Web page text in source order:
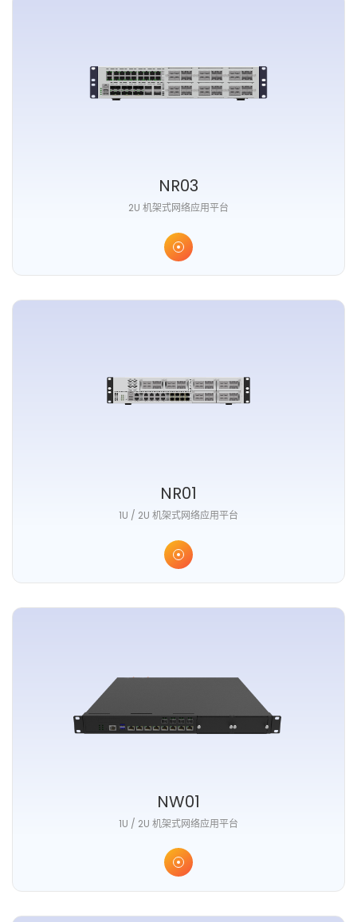
NR03
2U 机架式网络应用平台
NR01
1U / 2U 机架式网络应用平台
NW01
1U / 2U 机架式网络应用平台